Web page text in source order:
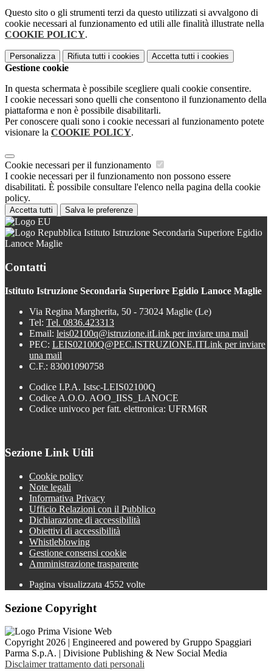
Questo sito o gli strumenti terzi da questo utilizzati si avvalgono di
cookie necessari al funzionamento ed utili alle finalità illustrate nella
COOKIE POLICY.
Personalizza Rifiuta tutti i cookies Accetta tutti i cookies
Gestione cookie
In questa schermata è possibile scegliere quali cookie consentire.
I cookie necessari sono quelli che consentono il funzionamento della
piattaforma e non è possibile disabilitarli.
Per conoscere quali sono i cookie necessari al funzionamento potete
visionare la COOKIE POLICY.
Cookie necessari per il funzionamento
I cookie necessari per il funzionamento non possono essere
disabilitati. È possibile consultare l'elenco nella pagina della cookie
policy.
Accetta tutti Salva le preferenze
Istituto Istruzione Secondaria Superiore Egidio
Lanoce Maglie
Contatti
Istituto Istruzione Secondaria Superiore Egidio Lanoce Maglie
Via Regina Margherita, 50 - 73024 Maglie (Le)
Tel: Tel. 0836.423313
Email: leis02100q@istruzione.itLink per inviare una mail
PEC: LEIS02100Q@PEC.ISTRUZIONE.ITLink per inviare
una mail
C.F.: 83001090758
Codice I.P.A. Istsc-LEIS02100Q
Codice A.O.O. AOO_IISS_LANOCE
Codice univoco per fatt. elettronica: UFRM6R
Sezione Link Utili
Cookie policy
Note legali
Informativa Privacy
Ufficio Relazioni con il Pubblico
Dichiarazione di accessibilità
Obiettivi di accessibilità
Whistleblowing
Gestione consensi cookie
Amministrazione trasparente
Pagina visualizzata 4552 volte
Sezione Copyright
Copyright 2026 | Engineered and powered by Gruppo Spaggiari
Parma S.p.A. | Divisione Publishing & New Social Media
Disclaimer trattamento dati personali